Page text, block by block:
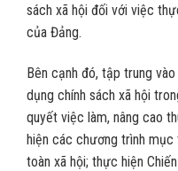
sách xã hội đối với việc
của Đảng.
Bên cạnh đó, tập trung
dụng chính sách xã hội
quyết việc làm, nâng cao
hiện các chương trình
toàn xã hội; thực hiện